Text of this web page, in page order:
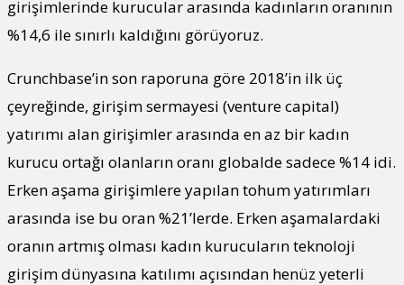
girişimlerinde kurucular arasında kadınların oranının
%14,6 ile sınırlı kaldığını görüyoruz.
Crunchbase’in son raporuna göre 2018’in ilk üç
çeyreğinde, girişim sermayesi (venture capital)
yatırımı alan girişimler arasında en az bir kadın
kurucu ortağı olanların oranı globalde sadece %14 idi.
Erken aşama girişimlere yapılan tohum yatırımları
arasında ise bu oran %21’lerde. Erken aşamalardaki
oranın artmış olması kadın kurucuların teknoloji
girişim dünyasına katılımı açısından henüz yeterli